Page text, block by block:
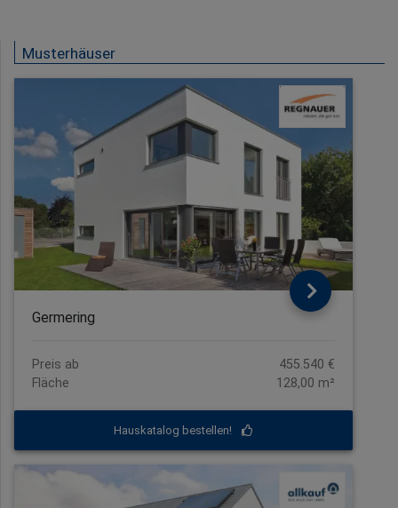
Musterhäuser
Germering
Preis ab
455.540 €
Fläche
128,00 m²
Hauskatalog bestellen!